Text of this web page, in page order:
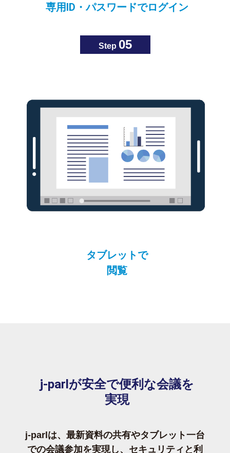
専用ID・パスワードでログイン
Step 05
タブレットで
閲覧
j-parlが安全で便利な会議を
実現
j-parlは、最新資料の共有やタブレット一台
での会議参加を実現し、セキュリティと利